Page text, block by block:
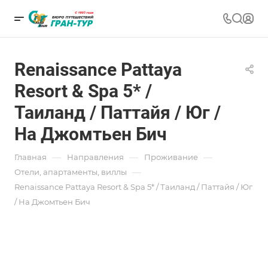
Renaissance Pattaya
Resort & Spa 5* /
Таиланд / Паттайя / Юг /
На Джомтьен Бич
Главная — Направления — Проживание —
Отели, апартаменты, виллы —
Renaissance Pattaya Resort & Spa 5* / Таиланд / Паттайя / Юг
/ На Джомтьен Бич